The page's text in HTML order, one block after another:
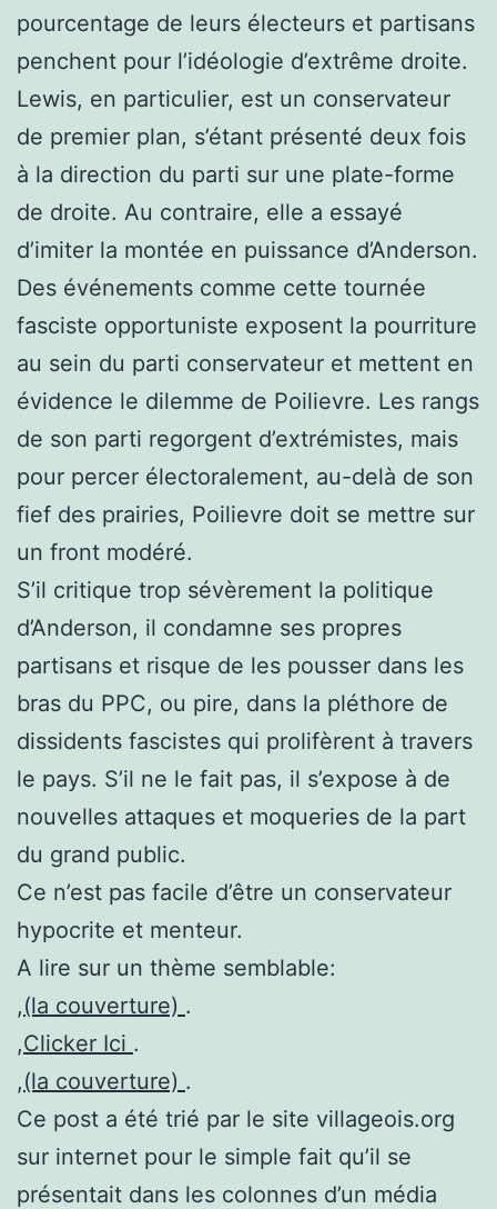
pourcentage de leurs électeurs et partisans
penchent pour l’idéologie d’extrême droite.
Lewis, en particulier, est un conservateur
de premier plan, s’étant présenté deux fois
à la direction du parti sur une plate-forme
de droite. Au contraire, elle a essayé
d’imiter la montée en puissance d’Anderson.
Des événements comme cette tournée
fasciste opportuniste exposent la pourriture
au sein du parti conservateur et mettent en
évidence le dilemme de Poilievre. Les rangs
de son parti regorgent d’extrémistes, mais
pour percer électoralement, au-delà de son
fief des prairies, Poilievre doit se mettre sur
un front modéré.
S’il critique trop sévèrement la politique
d’Anderson, il condamne ses propres
partisans et risque de les pousser dans les
bras du PPC, ou pire, dans la pléthore de
dissidents fascistes qui prolifèrent à travers
le pays. S’il ne le fait pas, il s’expose à de
nouvelles attaques et moqueries de la part
du grand public.
Ce n’est pas facile d’être un conservateur
hypocrite et menteur.
A lire sur un thème semblable:
,(la couverture) .
,Clicker Ici .
,(la couverture) .
Ce post a été trié par le site villageois.org
sur internet pour le simple fait qu’il se
présentait dans les colonnes d’un média